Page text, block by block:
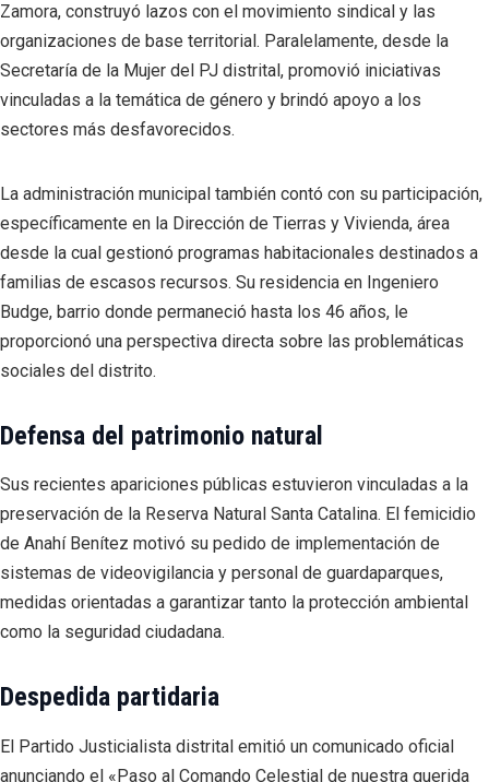
Zamora, construyó lazos con el movimiento sindical y las
organizaciones de base territorial. Paralelamente, desde la
Secretaría de la Mujer del PJ distrital, promovió iniciativas
vinculadas a la temática de género y brindó apoyo a los
sectores más desfavorecidos.
La administración municipal también contó con su participación,
específicamente en la Dirección de Tierras y Vivienda, área
desde la cual gestionó programas habitacionales destinados a
familias de escasos recursos. Su residencia en Ingeniero
Budge, barrio donde permaneció hasta los 46 años, le
proporcionó una perspectiva directa sobre las problemáticas
sociales del distrito.
Defensa del patrimonio natural
Sus recientes apariciones públicas estuvieron vinculadas a la
preservación de la Reserva Natural Santa Catalina. El femicidio
de Anahí Benítez motivó su pedido de implementación de
sistemas de videovigilancia y personal de guardaparques,
medidas orientadas a garantizar tanto la protección ambiental
como la seguridad ciudadana.
Despedida partidaria
El Partido Justicialista distrital emitió un comunicado oficial
anunciando el «Paso al Comando Celestial de nuestra querida